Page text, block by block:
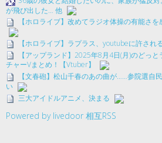
が飛び出した… 他
【ホロライブ】改めてラジオ体操の有能さ
【ホロライブ】ラプラス、youtubeに許され
【アップランド】2025年8月4日(月)のどっ
チャーVまとめ！【Vtuber】
【文春砲】松山千春のあの曲が……参院選自
い
三大アイドルアニメ、決まる
Powered by livedoor 相互RSS